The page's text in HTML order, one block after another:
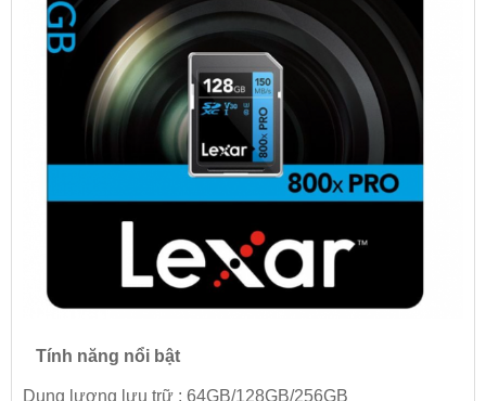
Tính năng nổi bật
Dung lượng lưu trữ : 64GB/128GB/256GB